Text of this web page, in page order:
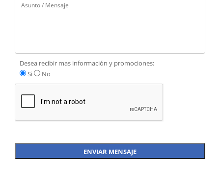
Desea recibir mas información y promociones:
Si
No